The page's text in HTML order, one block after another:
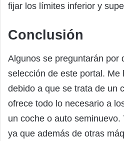
fijar los límites inferior y
Conclusión
Algunos se preguntarán por
selección de este portal. Me
debido a que se trata de un
ofrece todo lo necesario a
un coche o auto
ya que además de otras